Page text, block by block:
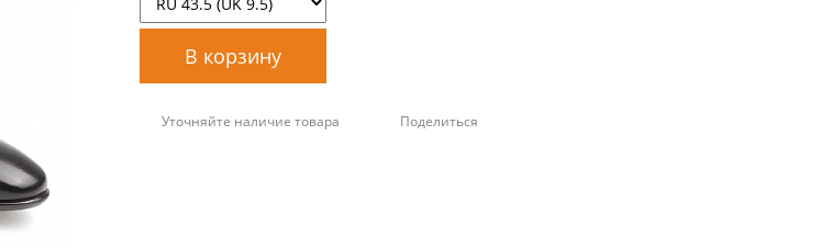
В корзину
Уточняйте наличие товара Поделиться